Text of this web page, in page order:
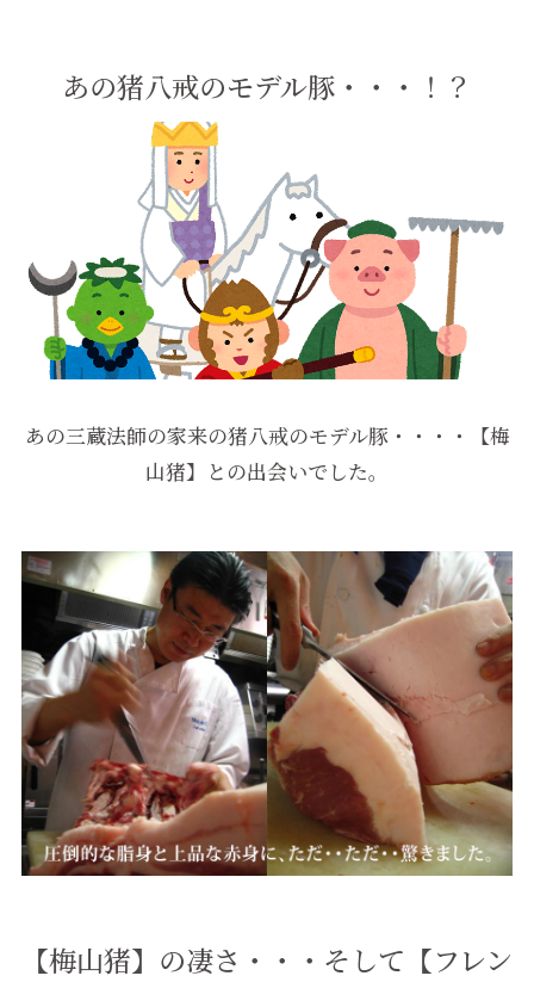
あの猪八戒のモデル豚・・・！？
あの三蔵法師の家来の猪八戒のモデル豚・・・・【梅
山猪】との出会いでした。
【梅山猪】の凄さ・・・そして【フレン